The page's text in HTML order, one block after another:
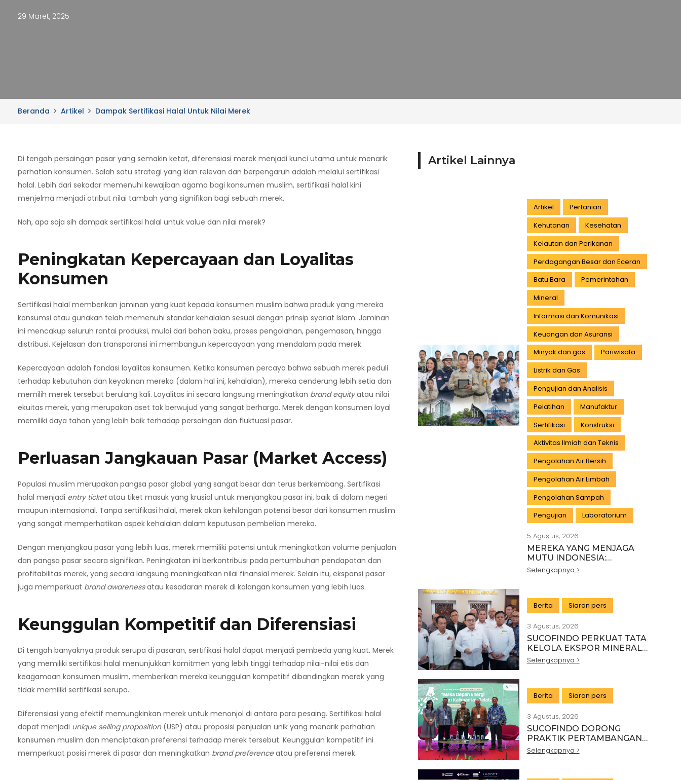
29 Maret, 2025
Beranda Artikel Dampak Sertifikasi Halal Untuk Nilai Merek
Di tengah persaingan pasar yang semakin ketat, diferensiasi merek menjadi kunci utama untuk menarik
perhatian konsumen. Salah satu strategi yang kian relevan dan berpengaruh adalah melalui sertifikasi
halal. Lebih dari sekadar memenuhi kewajiban agama bagi konsumen muslim, sertifikasi halal kini
menjelma menjadi atribut nilai tambah yang signifikan bagi sebuah merek.
Nah, apa saja sih dampak sertifikasi halal untuk value dan nilai merek?
Peningkatan Kepercayaan dan Loyalitas
Konsumen
Sertifikasi halal memberikan jaminan yang kuat kepada konsumen muslim bahwa produk yang mereka
konsumsi atau gunakan telah memenuhi standar kehalalan sesuai dengan prinsip syariat Islam. Jaminan
ini mencakup seluruh rantai produksi, mulai dari bahan baku, proses pengolahan, pengemasan, hingga
distribusi. Kejelasan dan transparansi ini membangun kepercayaan yang mendalam pada merek.
Kepercayaan adalah fondasi loyalitas konsumen. Ketika konsumen percaya bahwa sebuah merek peduli
terhadap kebutuhan dan keyakinan mereka (dalam hal ini, kehalalan), mereka cenderung lebih setia dan
memilih merek tersebut berulang kali. Loyalitas ini secara langsung meningkatkan brand equityatau nilai
ekuitas merek, yang merupakan aset tak berwujud yang sangat berharga. Merek dengan konsumen loyal
memiliki daya tahan yang lebih baik terhadap persaingan dan fluktuasi pasar.
Perluasan Jangkauan Pasar (Market Access)
Populasi muslim merupakan pangsa pasar global yang sangat besar dan terus berkembang. Sertifikasi
halal menjadi entry ticketatau tiket masuk yang krusial untuk menjangkau pasar ini, baik di dalam negeri
maupun internasional. Tanpa sertifikasi halal, merek akan kehilangan potensi besar dari konsumen muslim
yang sangat memperhatikan aspek kehalalan dalam keputusan pembelian mereka.
Dengan menjangkau pasar yang lebih luas, merek memiliki potensi untuk meningkatkan volume penjualan
dan pangsa pasar secara signifikan. Peningkatan ini berkontribusi pada pertumbuhan pendapatan dan
profitabilitas merek, yang secara langsung meningkatkan nilai finansial merek. Selain itu, ekspansi pasar
juga memperkuat brand awarenessatau kesadaran merek di kalangan konsumen yang lebih luas.
Keunggulan Kompetitif dan Diferensiasi
Di tengah banyaknya produk serupa di pasaran, sertifikasi halal dapat menjadi pembeda yang kuat. Merek
yang memiliki sertifikasi halal menunjukkan komitmen yang lebih tinggi terhadap nilai-nilai etis dan
keagamaan konsumen muslim, memberikan mereka keunggulan kompetitif dibandingkan merek yang
tidak memiliki sertifikasi serupa.
Diferensiasi yang efektif memungkinkan merek untuk menonjol di antara para pesaing. Sertifikasi halal
dapat menjadi unique selling proposition(USP) atau proposisi penjualan unik yang menarik perhatian
konsumen muslim dan menciptakan preferensi terhadap merek tersebut. Keunggulan kompetitif ini
memperkuat posisi merek di pasar dan meningkatkan brand preferenceatau preferensi merek.
Artikel Lainnya
Artikel
Pertanian
Kehutanan
Kesehatan
Kelautan dan Perikanan
Perdagangan Besar dan Eceran
Batu Bara
Pemerintahan
Mineral
Informasi dan Komunikasi
Keuangan dan Asuransi
Minyak dan gas
Pariwisata
Listrik dan Gas
Pengujian dan Analisis
Pelatihan
Manufaktur
Sertifikasi
Konstruksi
Aktivitas Ilmiah dan Teknis
Pengolahan Air Bersih
Pengolahan Air Limbah
Pengolahan Sampah
Pengujian
Laboratorium
5 Agustus, 2026
MEREKA YANG MENJAGA
MUTU INDONESIA:
PAHLAWAN DI BALIK SETIAP
Selengkapnya >
Berita Siaran pers
3 Agustus, 2026
SUCOFINDO PERKUAT TATA
KELOLA EKSPOR MINERAL
NASIONAL MELALUI SINERGI
Selengkapnya >
Berita Siaran pers
3 Agustus, 2026
SUCOFINDO DORONG
PRAKTIK PERTAMBANGAN
BERKELANJUTAN DI SEKTOR
BATU BARA
Selengkapnya >